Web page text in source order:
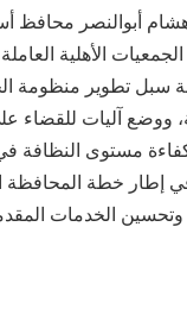
أبوالنصر محافظ
الأهلية
سبل تطوير منظومة
ووضع آليات للقضاء
مستوى النظافة
إطار خطة المحافظة
الخدمات